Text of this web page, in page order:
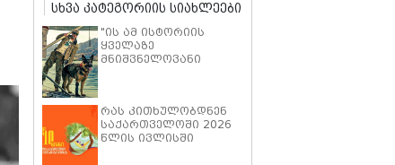
სხვა კატეგორიის სიახლეები
"ის ამ ისტორიის
ყველაზე
მნიშვნელოვანი
პარტნიორთან
დაახლოების
"განსაკუთრებულ
რას კითხულობდნენ
საქართველოში 2026
წლის ივლისში